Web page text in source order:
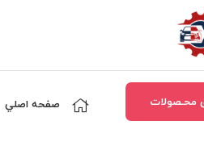
محـصولات صفحه اصلي